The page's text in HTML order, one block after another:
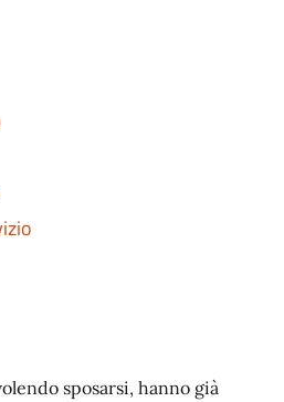
sposarsi, hanno già